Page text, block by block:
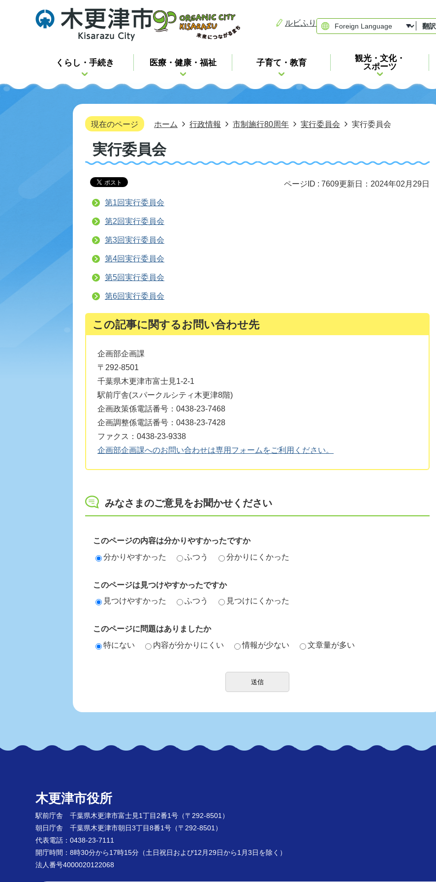
ルビふり 翻訳
くらし・手続き 医療・健康・福祉 子育て・教育
観光・文化・
スポーツ
現在のページ ホーム 行政情報 市制施行80周年 実行委員会 実行委員会
実行委員会
ページID : 7609更新日：2024年02月29日
第1回実行委員会
第2回実行委員会
第3回実行委員会
第4回実行委員会
第5回実行委員会
第6回実行委員会
この記事に関するお問い合わせ先
企画部企画課
〒292-8501
千葉県木更津市富士見1-2-1
駅前庁舎(スパークルシティ木更津8階)
企画政策係電話番号：0438-23-7468
企画調整係電話番号：0438-23-7428
ファクス：0438-23-9338
企画部企画課へのお問い合わせは専用フォームをご利用ください。
みなさまのご意見をお聞かせください
このページの内容は分かりやすかったですか
分かりやすかった
ふつう 分かりにくかった
このページは見つけやすかったですか
見つけやすかった
ふつう 見つけにくかった
このページに問題はありましたか
特にない
内容が分かりにくい 情報が少ない 文章量が多い
木更津市役所
駅前庁舎 千葉県木更津市富士見1丁目2番1号 （〒292-8501）
朝日庁舎 千葉県木更津市朝日3丁目8番1号 （〒292-8501）
代表電話：0438-23-7111
開庁時間：8時30分から17時15分（土日祝日および12月29日から1月3日を除く）
法人番号4000020122068